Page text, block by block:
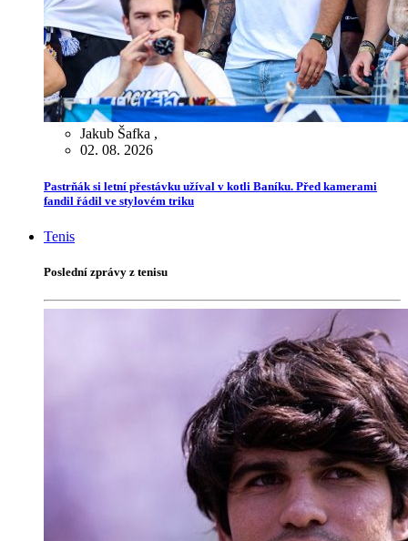
Jakub Šafka ,
02. 08. 2026
Pastrňák si letní přestávku užíval v kotli Baníku. Před kamerami
fandil řádil ve stylovém triku
Tenis
Poslední zprávy z tenisu